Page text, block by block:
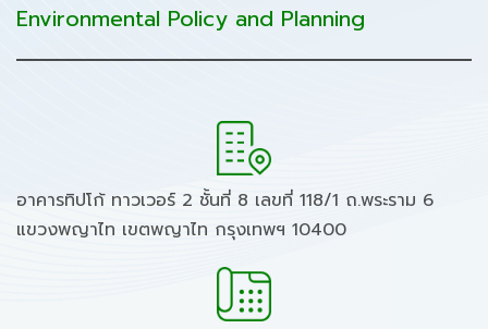
Environmental Policy and Planning
อาคารทิปโก้ ทาวเวอร์ 2 ชั้นที่ 8 เลขที่ 118/1 ถ.พระราม 6
แขวงพญาไท เขตพญาไท กรุงเทพฯ 10400